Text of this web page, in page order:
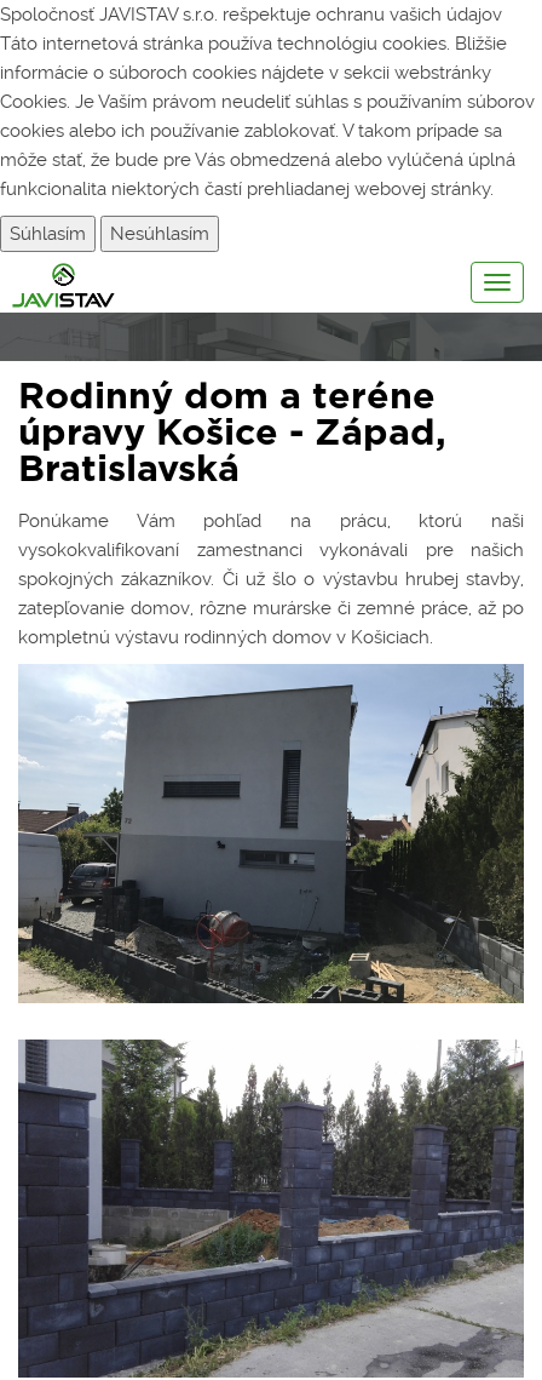
Spoločnosť JAVISTAV s.r.o. rešpektuje ochranu vašich údajov
Táto internetová stránka používa technológiu cookies. Bližšie
informácie o súboroch cookies nájdete v sekcii webstránky
Cookies. Je Vaším právom neudeliť súhlas s používaním súborov
cookies alebo ich používanie zablokovať. V takom prípade sa
môže stať, že bude pre Vás obmedzená alebo vylúčená úplná
funkcionalita niektorých častí prehliadanej webovej stránky.
Súhlasím Nesúhlasím
Rodinný dom a teréne
úpravy Košice - Západ,
Bratislavská
Ponúkame Vám pohľad na prácu, ktorú naši
vysokokvalifikovaní zamestnanci vykonávali pre našich
spokojných zákazníkov. Či už šlo o výstavbu hrubej stavby,
zatepľovanie domov, rôzne murárske či zemné práce, až po
kompletnú výstavu rodinných domov v Košiciach.